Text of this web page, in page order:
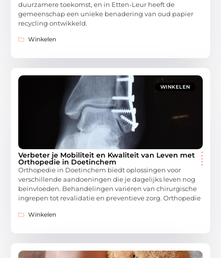
duurzamere toekomst, en in Etten-Leur heeft de
gemeenschap een unieke benadering van oud papier
recycling ontwikkeld.
Winkelen
WINKELEN
Verbeter je Mobiliteit en Kwaliteit van Leven met
Orthopedie in Doetinchem
Orthopedie in Doetinchem biedt oplossingen voor
verschillende aandoeningen die je dagelijks leven nog
beïnvloeden. Behandelingen variëren van chirurgische
ingrepen tot revalidatie en preventieve zorg. Orthopedie
Winkelen